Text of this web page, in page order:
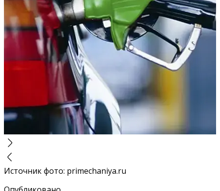
Источник фото: primechaniya.ru